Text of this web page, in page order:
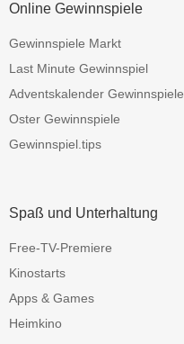
Online Gewinnspiele
Gewinnspiele Markt
Last Minute Gewinnspiel
Adventskalender Gewinnspiele
Oster Gewinnspiele
Gewinnspiel.tips
Spaß und Unterhaltung
Free-TV-Premiere
Kinostarts
Apps & Games
Heimkino